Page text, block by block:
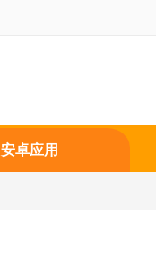
安卓应用